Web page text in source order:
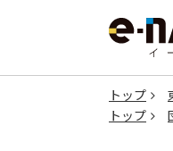
トップ
トップ